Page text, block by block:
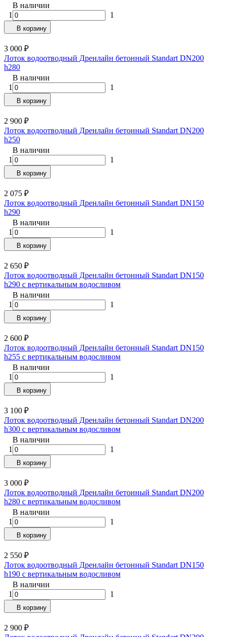
В наличии
1
1
В корзину
3 000 ₽
Лоток водоотводный Дренлайн бетонный Standart DN200
h280
В наличии
1
1
В корзину
2 900 ₽
Лоток водоотводный Дренлайн бетонный Standart DN200
h250
В наличии
1
1
В корзину
2 075 ₽
Лоток водоотводный Дренлайн бетонный Standart DN150
h290
В наличии
1
1
В корзину
2 650 ₽
Лоток водоотводный Дренлайн бетонный Standart DN150
h290 с вертикальным водосливом
В наличии
1
1
В корзину
2 600 ₽
Лоток водоотводный Дренлайн бетонный Standart DN150
h255 с вертикальным водосливом
В наличии
1
1
В корзину
3 100 ₽
Лоток водоотводный Дренлайн бетонный Standart DN200
h300 с вертикальным водосливом
В наличии
1
1
В корзину
3 000 ₽
Лоток водоотводный Дренлайн бетонный Standart DN200
h280 с вертикальным водосливом
В наличии
1
1
В корзину
2 550 ₽
Лоток водоотводный Дренлайн бетонный Standart DN150
h190 с вертикальным водосливом
В наличии
1
1
В корзину
2 900 ₽